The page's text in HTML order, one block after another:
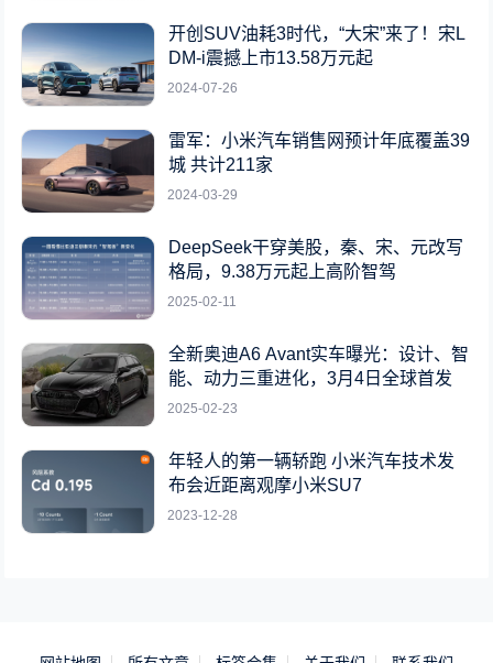
开创SUV油耗3时代，“大宋”来了！宋L
DM-i震撼上市13.58万元起
2024-07-26
雷军：小米汽车销售网预计年底覆盖39
城 共计211家
2024-03-29
DeepSeek干穿美股，秦、宋、元改写
格局，9.38万元起上高阶智驾
2025-02-11
全新奥迪A6 Avant实车曝光：设计、智
能、动力三重进化，3月4日全球首发
2025-02-23
年轻人的第一辆轿跑 小米汽车技术发
布会近距离观摩小米SU7
2023-12-28